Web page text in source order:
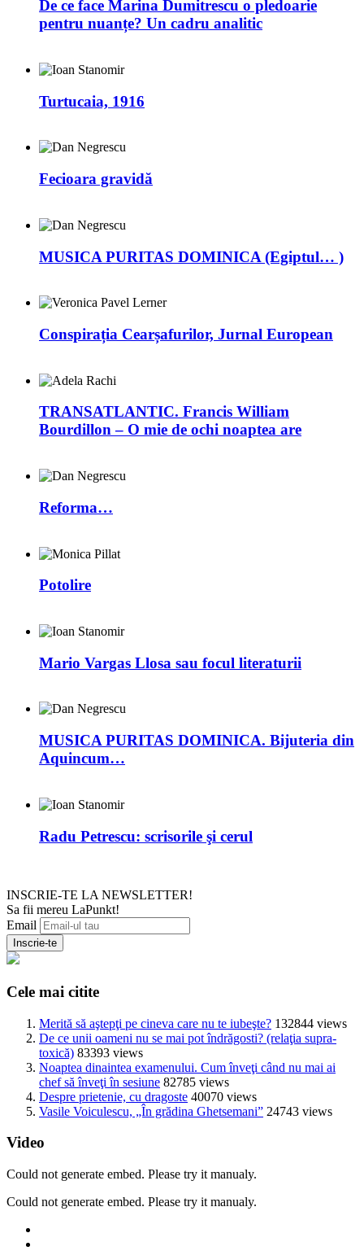
De ce face Marina Dumitrescu o pledoarie
pentru nuanțe? Un cadru analitic
Turtucaia, 1916
Fecioara gravidă
MUSICA PURITAS DOMINICA (Egiptul… )
Conspirația Cearșafurilor, Jurnal European
TRANSATLANTIC. Francis William
Bourdillon – O mie de ochi noaptea are
Reforma…
Potolire
Mario Vargas Llosa sau focul literaturii
MUSICA PURITAS DOMINICA. Bijuteria din
Aquincum…
Radu Petrescu: scrisorile şi cerul
INSCRIE-TE LA NEWSLETTER!
Sa fii mereu LaPunkt!
Email
Cele mai citite
Merită să aştepţi pe cineva care nu te iubeşte? 132844 views
De ce unii oameni nu se mai pot îndrăgosti? (relaţia supra-
toxică) 83393 views
Noaptea dinaintea examenului. Cum înveţi când nu mai ai
chef să înveţi în sesiune 82785 views
Despre prietenie, cu dragoste 40070 views
Vasile Voiculescu, „În grădina Ghetsemani” 24743 views
Video
Could not generate embed. Please try it manualy.
Could not generate embed. Please try it manualy.